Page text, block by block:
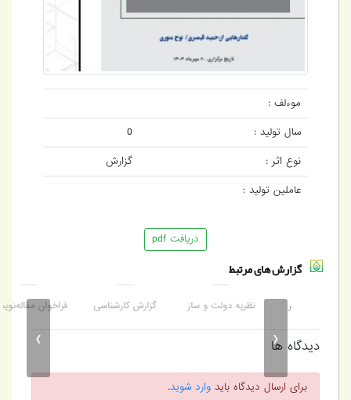
موءلف :
سال تولید :
نوع اثر :
گزارش
عاملین تولید :
دریافت pdf
گزارش های مرتبط
نظریه دولت و ساز
اجتماعی باتأکید بر نظام
حقوقی ایران
گزارش کارشناسی
اقتصاد
فراخوان مقاله‌نویسی
اجتماعی
‹
› دیدگاه ها
برای ارسال دیدگاه بایدوارد شوید.